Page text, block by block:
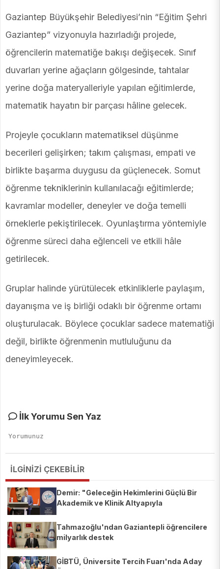
Gaziantep Büyükşehir Belediyesi’nin “Eğitim Şehri
Gaziantep” vizyonuyla hazırladığı projede,
öğrencilerin matematiğe bakışı değişecek. Sınıf
duvarları yerine ağaçların gölgesinde, tahtalar
yerine doğa materyalleriyle yapılan eğitimlerde,
matematik hayatın bir parçası hâline gelecek.
Projeyle çocukların matematiksel düşünme
becerileri gelişirken; takım çalışması, empati ve
birlikte başarma duygusu da güçlenecek. Somut
öğrenme tekniklerinin kullanılacağı eğitimlerde;
kavramlar modeller, deneyler ve doğa temelli
örneklerle pekiştirilecek. Oyunlaştırma yöntemiyle
öğrenme süreci daha eğlenceli ve etkili hâle
getirilecek.
Gruplar halinde yürütülecek etkinliklerle paylaşım,
dayanışma ve iş birliği odaklı bir öğrenme ortamı
oluşturulacak. Böylece çocuklar sadece matematiği
değil, birlikte öğrenmenin mutluluğunu da
deneyimleyecek.
İlk Yorumu Sen Yaz
İLGİNİZİ ÇEKEBİLİR
Demir: "Geleceğin Hekimlerini Güçlü Bir
Akademik ve Klinik Altyapıyla
Tahmazoğlu'ndan Gaziantepli öğrencilere
milyarlık destek
GİBTÜ, Üniversite Tercih Fuarı'nda Aday